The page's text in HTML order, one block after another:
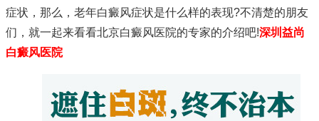
症状，那么，老年白癜风症状是什么样的表现?不清楚的朋友
们，就一起来看看北京白癜风医院的专家的介绍吧!深圳益尚
白癜风医院